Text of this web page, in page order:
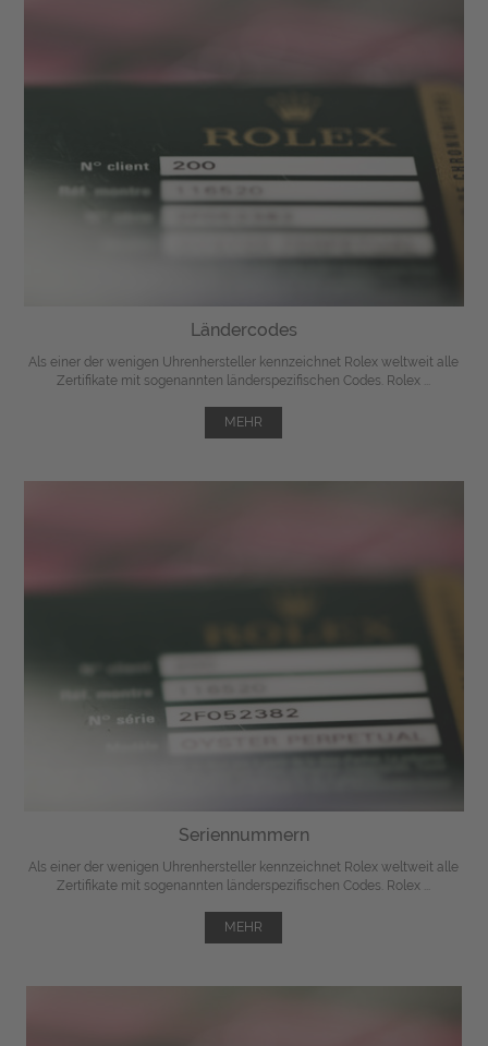
Ländercodes
Als einer der wenigen Uhrenhersteller kennzeichnet Rolex weltweit alle
Zertifikate mit sogenannten länderspezifischen Codes. Rolex ...
MEHR
Seriennummern
Als einer der wenigen Uhrenhersteller kennzeichnet Rolex weltweit alle
Zertifikate mit sogenannten länderspezifischen Codes. Rolex ...
MEHR